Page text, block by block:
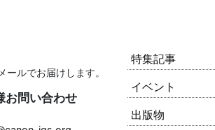
ールでお届けします。
お問い合わせ
特集記事
イベント
出版物